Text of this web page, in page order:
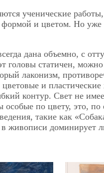
ученические
и цветом. Но
дана объемно, с
статичен, можно
лаконизм,
и
контур. Свет не
по цвету, это,
такие как
живописи доминирует